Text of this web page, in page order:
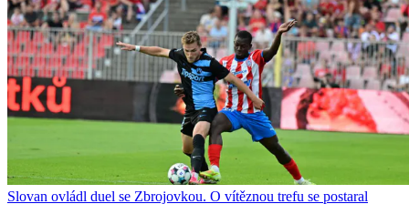
Slovan ovládl duel se Zbrojovkou. O vítěznou trefu se postaral